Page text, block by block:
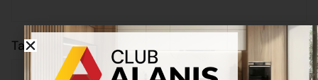
También puede interesarte